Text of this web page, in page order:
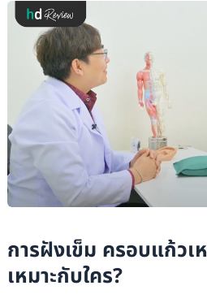
การฝังเข็ม ครอบแก้วเ
เหมาะกับใคร?